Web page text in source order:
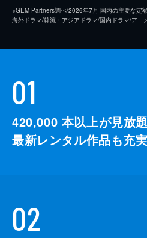
※GEM Partners調べ/2026年7⽉ 国内の主要な定
海外ドラマ/韓流・アジアドラマ/国内ドラマ/アニ
01
420,000 本以上が見放題
最新レンタル作品も充実
02